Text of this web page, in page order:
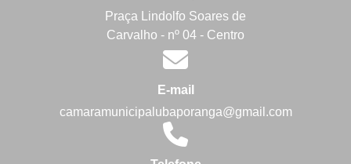
Praça Lindolfo Soares de
Carvalho - nº 04 - Centro
E-mail
camaramunicipalubaporanga@gmail.com